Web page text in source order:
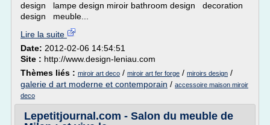
design lampe design miroir bathroom design decoration
design meuble...
Lire la suite
Date: 2012-02-06 14:54:51
Site : http://www.design-leniau.com
Thèmes liés : miroir art deco / miroir art fer forge / miroirs design /
galerie d art moderne et contemporain / accessoire maison miroir
deco
Lepetitjournal.com - Salon du meuble de